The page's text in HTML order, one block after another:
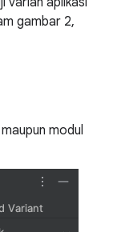
gambar 2,
modul